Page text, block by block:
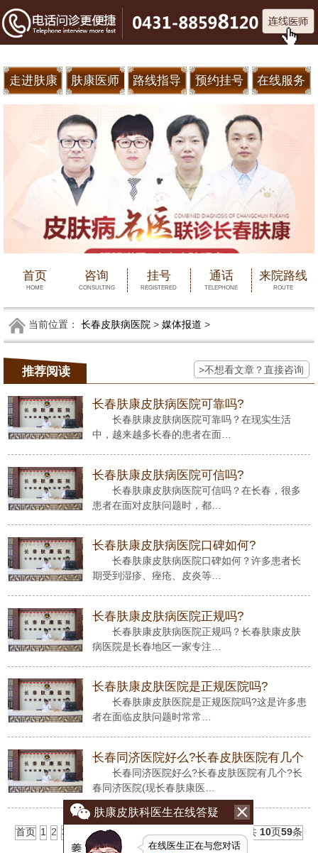
走进肤康 肤康医师 路线指导 预约挂号 在线服务
首页
HOME
咨询
CONSULTING
挂号
REGISTERED
通话
TELEPHONE
来院路线
ROUTE
当前位置： 长春皮肤病医院> 媒体报道 >
推荐阅读 >不想看文章？直接咨询
长春肤康皮肤病医院可靠吗?
长春肤康皮肤病医院可靠吗？在现实生活
中，越来越多长春的患者在面…
长春肤康皮肤病医院可信吗?
长春肤康皮肤病医院可信吗？在长春，很多
患者在面对皮肤问题时，都…
长春肤康皮肤病医院口碑如何?
长春肤康皮肤病医院口碑如何？许多患者长
期受到湿疹、痤疮、皮炎等…
长春肤康皮肤病医院正规吗?
长春肤康皮肤病医院正规吗？长春肤康皮肤
病医院是长春地区一家专注…
长春肤康皮肤医院是正规医院吗?
长春肤康皮肤医院是正规医院吗?这是许多患
者在面临皮肤问题时常常…
长春同济医院好么?长春皮肤医院有几个
长春同济医院好么?长春皮肤医院有几个?长
春同济医院(现长春肤康医…
首页 1 2 3 6 7 8 共 10页59条
肤康皮肤科医生在线答疑
在线医生正在与您对话